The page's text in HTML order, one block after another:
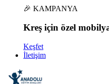
🎉 KAMPANYA
Kreş için özel
Keşfet
İletişim